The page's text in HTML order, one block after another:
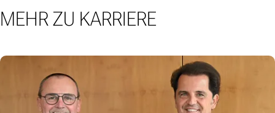
MEHR ZU KARRIERE